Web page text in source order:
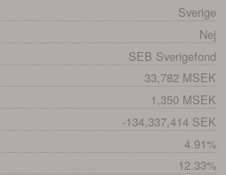
Sverige
Nej
SEB Sverigefond
33,782 MSEK
1,350 MSEK
-134,337,414 SEK
4.91%
12.33%